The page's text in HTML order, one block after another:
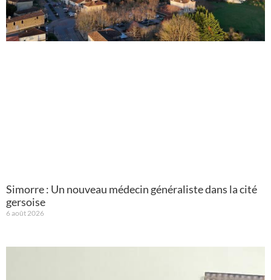
Simorre : Un nouveau médecin généraliste dans la cité
gersoise
6 août 2026